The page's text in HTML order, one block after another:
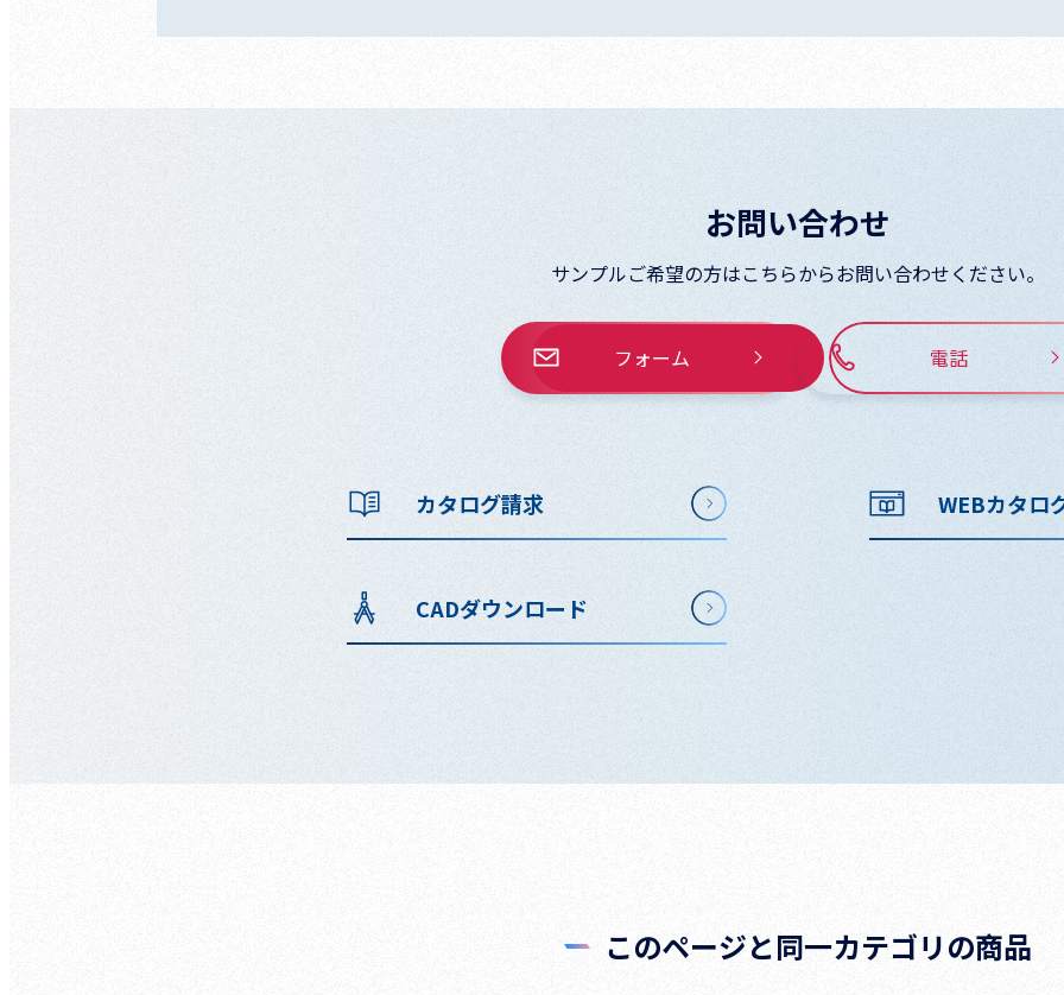
お問い合わせ
サンプルご希望の方はこちらからお問い合わせください。
フォーム 電話
カタログ請求 WEBカタロ
CADダウンロード
このページと同一カテゴリの商品